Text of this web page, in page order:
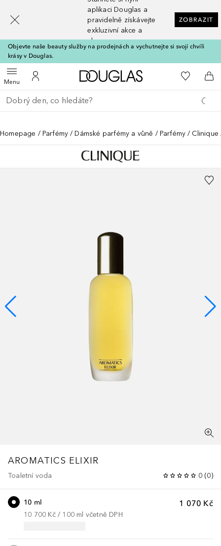
aplikaci Douglas a
pravidelně získávejte
exkluzivní akce a
slevy
ZOBRAZIT
Objevte naše beauty služby na prodejnách a vychutnejte si svojí chvíli
krásy v Douglas.
MenuOtevřít menuK mému účtu
Domů K mému
Do
Vraťte se
Proveďte vyhledávání
Homepage Parfémy Dámské parfémy a vůně Parfémy Clinique
AROMATICS ELIXIR
Toaletní voda 0 (0)
1 070 Kč
10 ml
10 700 Kč / 100 ml včetně DPH
[navigation.slideout.screenreader]